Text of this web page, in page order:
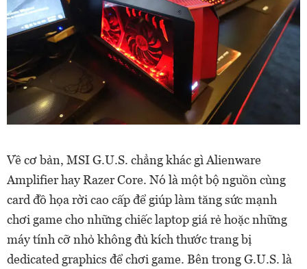
Về cơ bản, MSI G.U.S. chẳng khác gì Alienware
Amplifier hay Razer Core. Nó là một bộ nguồn cùng
card đồ họa rời cao cấp để giúp làm tăng sức mạnh
chơi game cho những chiếc laptop giá rẻ hoặc những
máy tính cỡ nhỏ không đủ kích thước trang bị
dedicated graphics để chơi game. Bên trong G.U.S. là